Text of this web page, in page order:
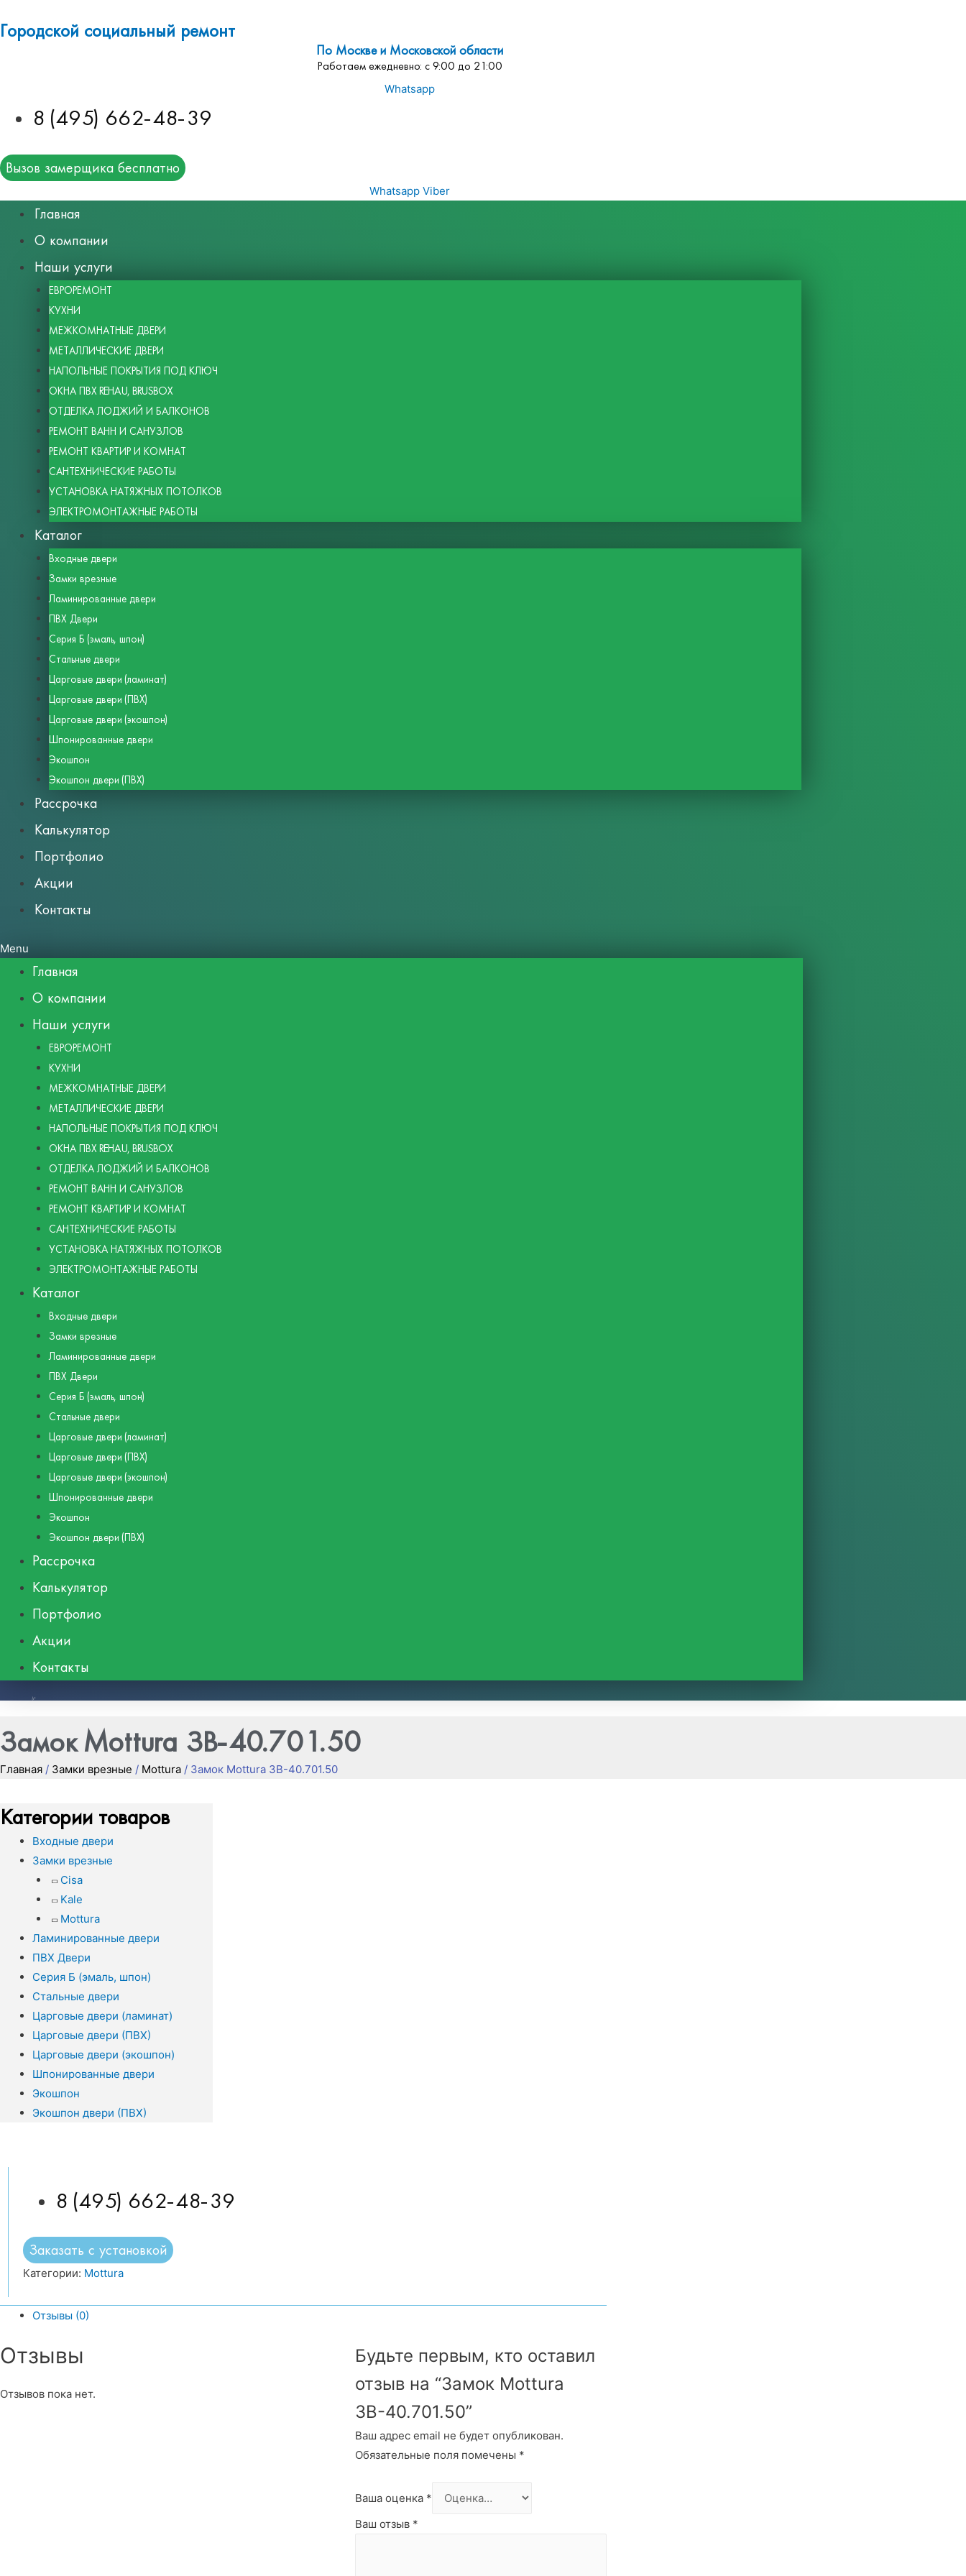
Городской социальный ремонт
По Москве и Московской области
Работаем ежедневно: с 9:00 до 21:00
Whatsapp
8 (495) 662-48-39
Вызов замерщика бесплатно
Whatsapp Viber
Главная
О компании
Наши услуги
ЕВРОРЕМОНТ
КУХНИ
МЕЖКОМНАТНЫЕ ДВЕРИ
МЕТАЛЛИЧЕСКИЕ ДВЕРИ
НАПОЛЬНЫЕ ПОКРЫТИЯ ПОД КЛЮЧ
ОКНА ПВХ REHAU, BRUSBOX
ОТДЕЛКА ЛОДЖИЙ И БАЛКОНОВ
РЕМОНТ ВАНН И САНУЗЛОВ
РЕМОНТ КВАРТИР И КОМНАТ
САНТЕХНИЧЕСКИЕ РАБОТЫ
УСТАНОВКА НАТЯЖНЫХ ПОТОЛКОВ
ЭЛЕКТРОМОНТАЖНЫЕ РАБОТЫ
Каталог
Входные двери
Замки врезные
Ламинированные двери
ПВХ Двери
Серия Б (эмаль, шпон)
Стальные двери
Царговые двери (ламинат)
Царговые двери (ПВХ)
Царговые двери (экошпон)
Шпонированные двери
Экошпон
Экошпон двери (ПВХ)
Рассрочка
Калькулятор
Портфолио
Акции
Контакты
Menu
Главная
О компании
Наши услуги
ЕВРОРЕМОНТ
КУХНИ
МЕЖКОМНАТНЫЕ ДВЕРИ
МЕТАЛЛИЧЕСКИЕ ДВЕРИ
НАПОЛЬНЫЕ ПОКРЫТИЯ ПОД КЛЮЧ
ОКНА ПВХ REHAU, BRUSBOX
ОТДЕЛКА ЛОДЖИЙ И БАЛКОНОВ
РЕМОНТ ВАНН И САНУЗЛОВ
РЕМОНТ КВАРТИР И КОМНАТ
САНТЕХНИЧЕСКИЕ РАБОТЫ
УСТАНОВКА НАТЯЖНЫХ ПОТОЛКОВ
ЭЛЕКТРОМОНТАЖНЫЕ РАБОТЫ
Каталог
Входные двери
Замки врезные
Ламинированные двери
ПВХ Двери
Серия Б (эмаль, шпон)
Стальные двери
Царговые двери (ламинат)
Царговые двери (ПВХ)
Царговые двери (экошпон)
Шпонированные двери
Экошпон
Экошпон двери (ПВХ)
Рассрочка
Калькулятор
Портфолио
Акции
Контакты
Замок Mottura ЗВ-40.701.50
Главная / Замки врезные / Mottura / Замок Mottura ЗВ-40.701.50
Категории товаров
Входные двери
Замки врезные
Cisa
Kale
Mottura
Ламинированные двери
ПВХ Двери
Серия Б (эмаль, шпон)
Стальные двери
Царговые двери (ламинат)
Царговые двери (ПВХ)
Царговые двери (экошпон)
Шпонированные двери
Экошпон
Экошпон двери (ПВХ)
8 (495) 662-48-39
Заказать с установкой
Категории: Mottura
Отзывы (0)
Отзывы
Отзывов пока нет.
Будьте первым, кто оставил
отзыв на “Замок Mottura
ЗВ-40.701.50”
Ваш адрес email не будет опубликован.
Обязательные поля помечены *
Ваша оценка *
Ваш отзыв *